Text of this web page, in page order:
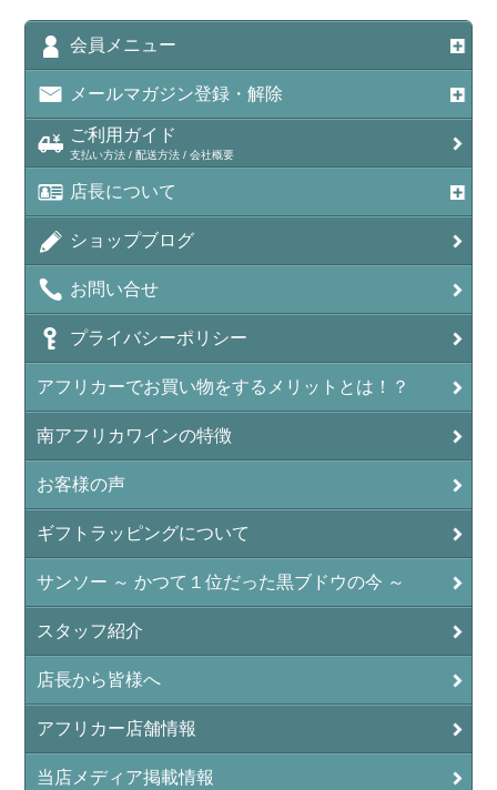
会員メニュー
メールマガジン登録・解除
ご利用ガイド
支払い方法 / 配送方法 / 会社概要
店長について
ショップブログ
お問い合せ
プライバシーポリシー
アフリカーでお買い物をするメリットとは！？
南アフリカワインの特徴
お客様の声
ギフトラッピングについて
サンソー ～ かつて１位だった黒ブドウの今 ～
スタッフ紹介
店長から皆様へ
アフリカー店舗情報
当店メディア掲載情報